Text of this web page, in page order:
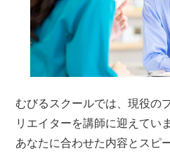
むびるスクールでは、現役の
リエイターを講師に迎えてい
あなたに合わせた内容とスピ